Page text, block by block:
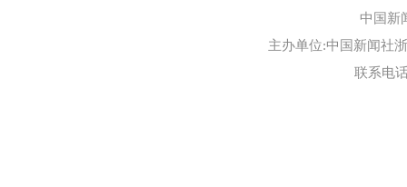
中国新
主办单位:中国新闻社
联系电